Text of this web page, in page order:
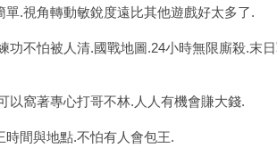
單.視角轉動敏銳度遠比其他遊戲好太多了.
功不怕被人清.國戰地圖.24小時無限廝殺.末
以窩著專心打哥不林.人人有機會賺大錢.
時間與地點.不怕有人會包王.